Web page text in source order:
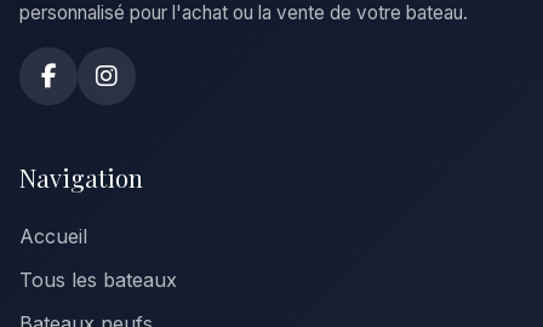
personnalisé pour l'achat ou la vente de votre bateau.
Navigation
Accueil
Tous les bateaux